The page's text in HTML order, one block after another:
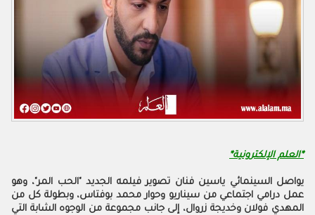
*العلم الإلكترونية*
يواصل السينمائي ياسين فنان تصوير فيلمه الجديد "الحب المر"، وهو
عمل درامي اجتماعي من سيناريو وحوار محمد بوفتاس، وبطولة كل من
المهدي فولان وخديجة زروال، إلى جانب مجموعة من الوجوه الشابة التي